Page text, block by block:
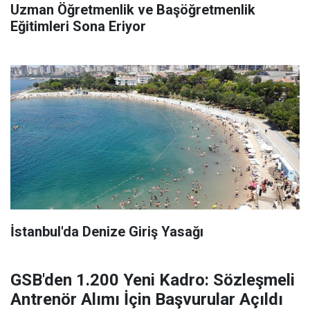
Uzman Öğretmenlik ve Başöğretmenlik
Eğitimleri Sona Eriyor
İstanbul'da Denize Giriş Yasağı
GSB'den 1.200 Yeni Kadro: Sözleşmeli
Antrenör Alımı İçin Başvurular Açıldı